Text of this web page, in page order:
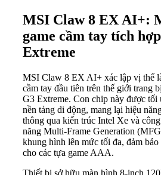
MSI Claw 8 EX AI+:
game cầm tay tích
Extreme
MSI Claw 8 EX AI+ xác lập vị thế
cầm tay đầu tiên trên thế giới trang
G3 Extreme. Con chip này được tối
nền tảng di động, mang lại hiệu
thông qua kiến trúc Intel Xe và
năng Multi-Frame Generation
khung hình lên mức tối đa, đảm
cho các tựa game AAA.
Thiết bị sở hữu màn hình 8-inch